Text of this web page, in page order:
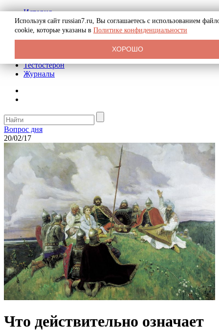
История
Биография
Криминал
Реклама на сайте
Тестостерон
Журналы
Вопрос дня
20/02/17
Что действительно означает
Используя сайт russian7.ru, Вы соглашаетесь с использованием
cookie, которые указаны в Политике конфиденциальности
ХОРОШО